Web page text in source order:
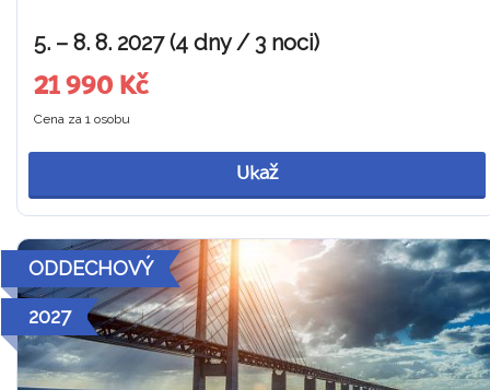
5. – 8. 8. 2027 (4 dny / 3 noci)
21 990 Kč
Cena za 1 osobu
Ukaž
ODDECHOVÝ
2027